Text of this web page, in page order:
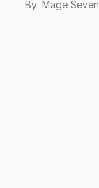
By: Mage Seven